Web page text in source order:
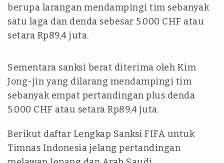
berupa larangan mendampingi tim sebanyak
satu laga dan denda sebesar 5.000 CHF atau
setara Rp89,4 juta.
Sementara sanksi berat diterima oleh Kim
Jong-jin yang dilarang mendampingi tim
sebanyak empat pertandingan plus denda
5.000 CHF atau setara Rp89,4 juta.
Berikut daftar Lengkap Sanksi FIFA untuk
Timnas Indonesia jelang pertandingan